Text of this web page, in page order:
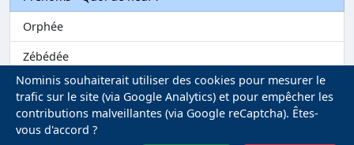
Orphée
Zébédée
Melvil
Matilin
Nominis souhaiterait utiliser des cookies pour mesurer le
trafic sur le site (via Google Analytics) et pour empêcher les
contributions malveillantes (via Google reCaptcha). Êtes-
vous d'accord ?